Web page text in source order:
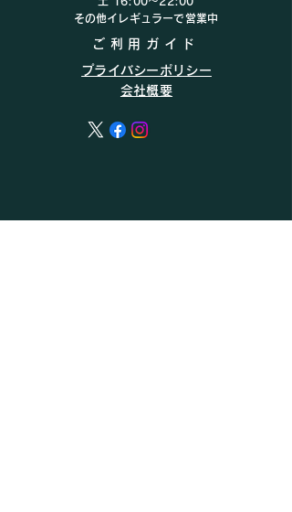
​その他イレギュラーで営業中
ご利用ガイド
プライバシーポリシー
会社概要